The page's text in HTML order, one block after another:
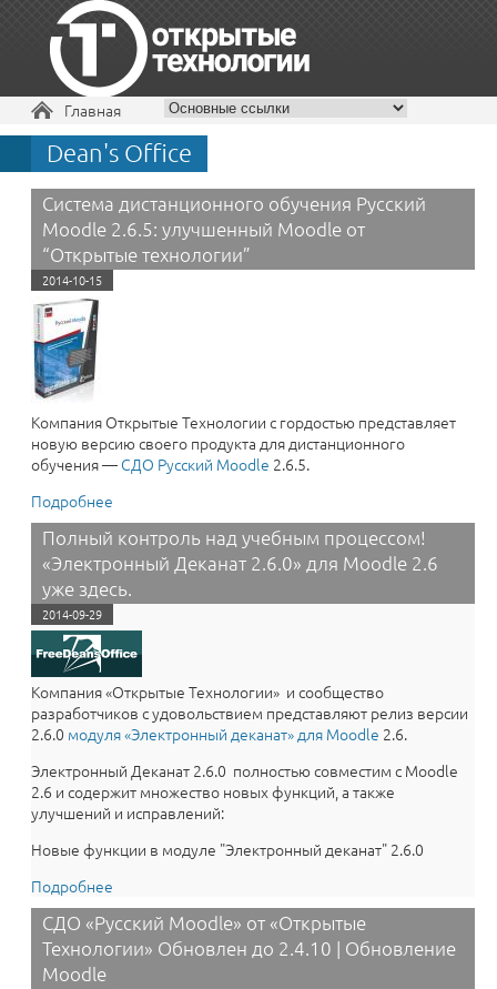
Вы здесь
Главная
Dean's Office
Система дистанционного обучения Русский
Moodle 2.6.5: улучшенный Moodle от
“Открытые технологии”
2014-10-15
Компания Открытые Технологии с гордостью представляет
новую версию своего продукта для дистанционного
обучения — СДО Русский Moodle 2.6.5.
Подробнее
2.6.5: улучшенный Moodle от “Открытые технологии”
Полный контроль над учебным процессом!
«Электронный Деканат 2.6.0» для Moodle 2.6
уже здесь.
2014-09-29
Компания «Открытые Технологии» и сообщество
разработчиков с удовольствием представляют релиз версии
2.6.0 модуля «​Электронный деканат» для Moodle 2.6.
Электронный Деканат 2.6.0 полностью совместим с Moodle
2.6 и содержит множество новых функций, а также
улучшений и исправлений:
Новые функции в модуле "Электронный деканат" 2.6.0
Подробнее
«Электронный Деканат 2.6.0» для Moodle 2.6 уже
здесь.
СДО «Русский Moodle» от «Открытые
Технологии» Обновлен до 2.4.10 | Обновление
Moodle